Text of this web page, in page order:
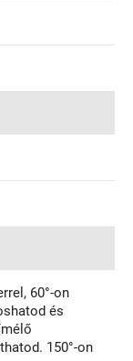
60°-on
és
150°-on